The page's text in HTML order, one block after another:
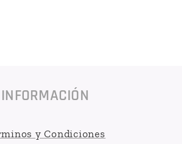
INFORMACIÓN
y Condiciones